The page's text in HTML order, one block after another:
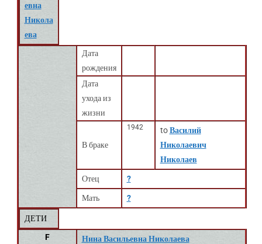
евна
Никола
ева
Дата
рождения
Дата
ухода из
жизни
В браке
1942 toВасилий
Николаевич
Николаев
Отец ?
Мать ?
ДЕТИ
F
Нина Васильевна Николаева